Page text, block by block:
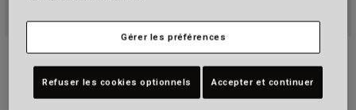
Bullitt GT Carbon Lane
679,99 €
Product swatch type of Bleu.
Product swatch type of Rose/Pink.
Moto-3 Classic Gloss
299,99 €
Gérer les préférences
Refuser les cookies optionnels Accepter et continuer